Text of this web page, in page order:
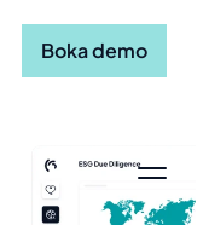
Boka demo